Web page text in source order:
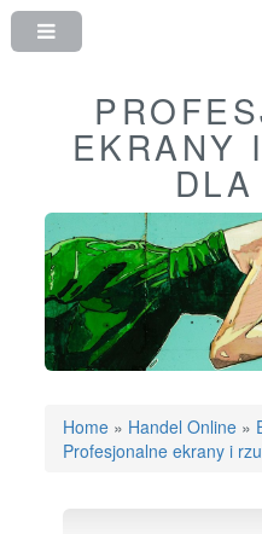
EKRANY
Home » Handel Online »
Profesjonalne ekrany i